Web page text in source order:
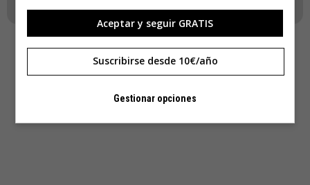
Aceptar y seguir GRATIS
Suscribirse desde 10€/año
Gestionar opciones